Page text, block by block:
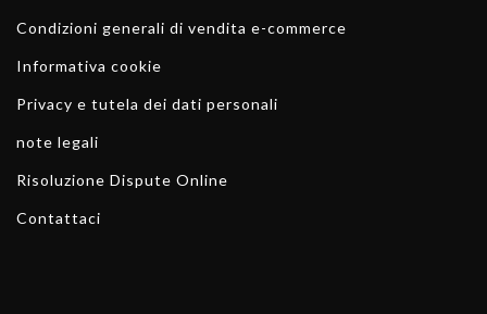
Condizioni generali di vendita e-commerce
Informativa cookie
Privacy e tutela dei dati personali
note legali
Risoluzione Dispute Online
Contattaci